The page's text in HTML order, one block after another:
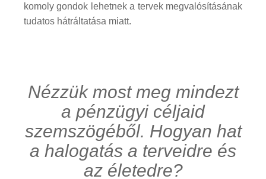
komoly gondok lehetnek a tervek megvalósításának
tudatos hátráltatása miatt.
Nézzük most meg mindezt
a pénzügyi céljaid
szemszögéből. Hogyan hat
a halogatás a terveidre és
az életedre?